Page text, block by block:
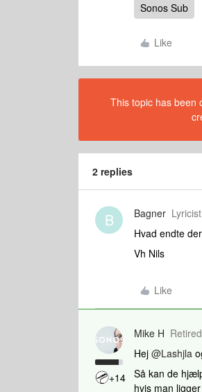
Sonos Sub
Like
This topic has been
2 replies
B Bagner
Hvad endte
Vh Nils
Like
+14
Mike H
Hej @Lashjla
Så kan de
hvis man